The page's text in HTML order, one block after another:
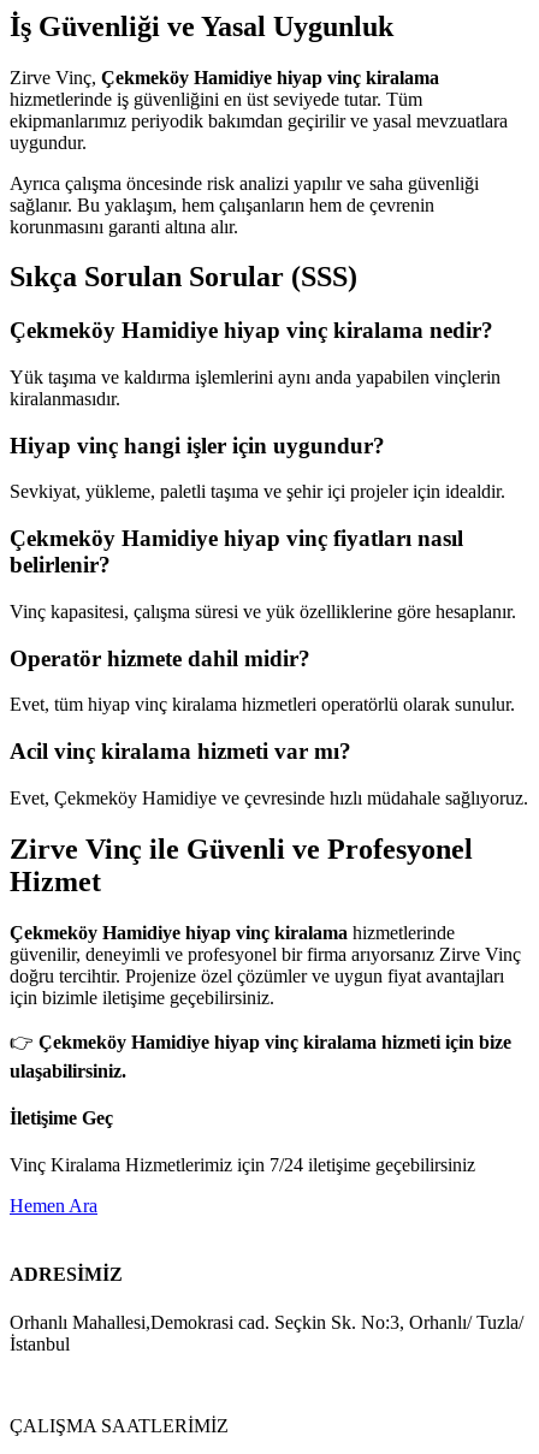
İş Güvenliği ve Yasal Uygunluk
Zirve Vinç, Çekmeköy Hamidiye hiyap vinç kiralama
hizmetlerinde iş güvenliğini en üst seviyede tutar. Tüm
ekipmanlarımız periyodik bakımdan geçirilir ve yasal mevzuatlara
uygundur.
Ayrıca çalışma öncesinde risk analizi yapılır ve saha güvenliği
sağlanır. Bu yaklaşım, hem çalışanların hem de çevrenin
korunmasını garanti altına alır.
Sıkça Sorulan Sorular (SSS)
Çekmeköy Hamidiye hiyap vinç kiralama nedir?
Yük taşıma ve kaldırma işlemlerini aynı anda yapabilen vinçlerin
kiralanmasıdır.
Hiyap vinç hangi işler için uygundur?
Sevkiyat, yükleme, paletli taşıma ve şehir içi projeler için idealdir.
Çekmeköy Hamidiye hiyap vinç fiyatları nasıl
belirlenir?
Vinç kapasitesi, çalışma süresi ve yük özelliklerine göre hesaplanır.
Operatör hizmete dahil midir?
Evet, tüm hiyap vinç kiralama hizmetleri operatörlü olarak sunulur.
Acil vinç kiralama hizmeti var mı?
Evet, Çekmeköy Hamidiye ve çevresinde hızlı müdahale sağlıyoruz.
Zirve Vinç ile Güvenli ve Profesyonel
Hizmet
Çekmeköy Hamidiye hiyap vinç kiralama hizmetlerinde
güvenilir, deneyimli ve profesyonel bir firma arıyorsanız Zirve Vinç
doğru tercihtir. Projenize özel çözümler ve uygun fiyat avantajları
için bizimle iletişime geçebilirsiniz.
👉 Çekmeköy Hamidiye hiyap vinç kiralama hizmeti için bize
ulaşabilirsiniz.
İletişime Geç
Vinç Kiralama Hizmetlerimiz için 7/24 iletişime geçebilirsiniz
Hemen Ara
ADRESİMİZ
Orhanlı Mahallesi,Demokrasi cad. Seçkin Sk. No:3, Orhanlı/ Tuzla/
İstanbul
ÇALIŞMA SAATLERİMİZ